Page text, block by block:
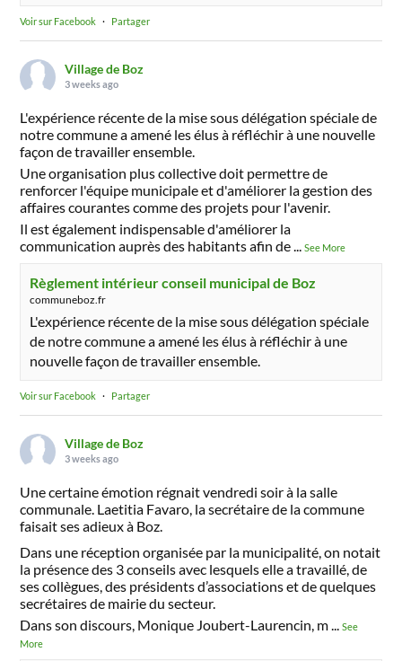
Voir sur Facebook · Partager
Village de Boz
3 weeks ago
L'expérience récente de la mise sous délégation spéciale de
notre commune a amené les élus à réfléchir à une nouvelle
façon de travailler ensemble.
Une organisation plus collective doit permettre de
renforcer l'équipe municipale et d'améliorer la gestion des
affaires courantes comme des projets pour l'avenir.
Il est également indispensable d'améliorer la
communication auprès des habitants afin de
...See More
Règlement intérieur conseil municipal de Boz
communeboz.fr
L'expérience récente de la mise sous délégation spéciale
de notre commune a amené les élus à réfléchir à une
nouvelle façon de travailler ensemble.
Voir sur Facebook · Partager
Village de Boz
3 weeks ago
Une certaine émotion régnait vendredi soir à la salle
communale. Laetitia Favaro, la secrétaire de la commune
faisait ses adieux à Boz.
Dans une réception organisée par la municipalité, on notait
la présence des 3 conseils avec lesquels elle a travaillé, de
ses collègues, des présidents d’associations et de quelques
secrétaires de mairie du secteur.
Dans son discours, Monique Joubert-Laurencin, m
...See
More